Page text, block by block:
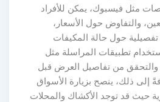
مثل فيسبوك، يمكن للأفراد
والتفاوض حول الأسعار،
حول حالة المكيفات
تطبيقات المراسلة مثل
والتحقق من تفاصيل العرض قبل
إلى ذلك، ينصح بزيارة الأسواق
حيث قد توجد الأكشاك والمحلات